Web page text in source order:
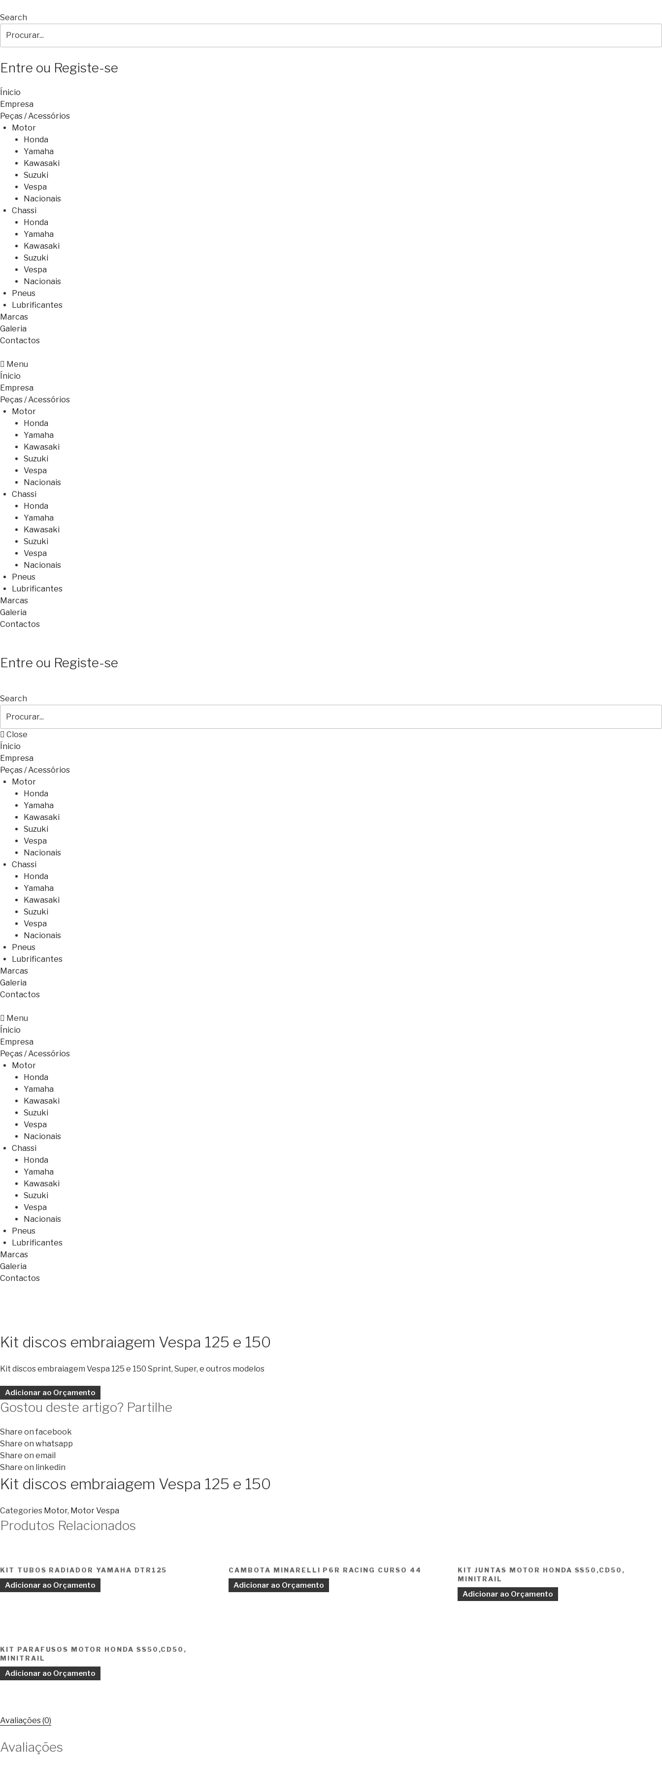
Search
Entre ou Registe-se
Ínicio
Empresa
Peças / Acessórios
Motor
Honda
Yamaha
Kawasaki
Suzuki
Vespa
Nacionais
Chassi
Honda
Yamaha
Kawasaki
Suzuki
Vespa
Nacionais
Pneus
Lubrificantes
Marcas
Galeria
Contactos
Menu
Ínicio
Empresa
Peças / Acessórios
Motor
Honda
Yamaha
Kawasaki
Suzuki
Vespa
Nacionais
Chassi
Honda
Yamaha
Kawasaki
Suzuki
Vespa
Nacionais
Pneus
Lubrificantes
Marcas
Galeria
Contactos
Entre ou Registe-se
Search
Close
Ínicio
Empresa
Peças / Acessórios
Motor
Honda
Yamaha
Kawasaki
Suzuki
Vespa
Nacionais
Chassi
Honda
Yamaha
Kawasaki
Suzuki
Vespa
Nacionais
Pneus
Lubrificantes
Marcas
Galeria
Contactos
Menu
Ínicio
Empresa
Peças / Acessórios
Motor
Honda
Yamaha
Kawasaki
Suzuki
Vespa
Nacionais
Chassi
Honda
Yamaha
Kawasaki
Suzuki
Vespa
Nacionais
Pneus
Lubrificantes
Marcas
Galeria
Contactos
Kit discos embraiagem Vespa 125 e 150
Kit discos embraiagem Vespa 125 e 150 Sprint, Super, e outros modelos
Adicionar ao Orçamento
Gostou deste artigo? Partilhe
Share on facebook
Share on whatsapp
Share on email
Share on linkedin
Kit discos embraiagem Vespa 125 e 150
Categories Motor, Motor Vespa
Produtos Relacionados
KIT TUBOS RADIADOR YAMAHA DTR125
Adicionar ao Orçamento
CAMBOTA MINARELLI P6R RACING CURSO 44
Adicionar ao Orçamento
KIT JUNTAS MOTOR HONDA SS50,CD50,
MINITRAIL
Adicionar ao Orçamento
KIT PARAFUSOS MOTOR HONDA SS50,CD50,
MINITRAIL
Adicionar ao Orçamento
Avaliações (0)
Avaliações